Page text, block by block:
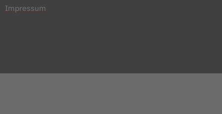
Impressum